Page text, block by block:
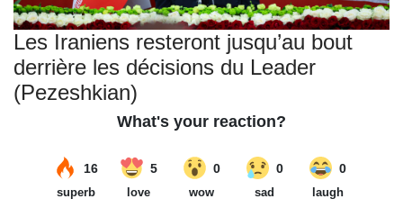
Les Iraniens resteront jusqu’au bout
derrière les décisions du Leader
(Pezeshkian)